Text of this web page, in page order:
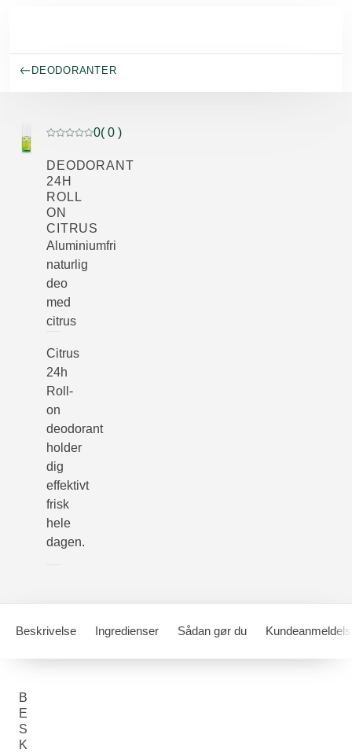
DEODORANTER
Current rating: 0 out of 5 stars rated by 0 customers
0( 0 )
DEODORANT
24H
ROLL
ON
CITRUS
Aluminiumfri
naturlig
deo
med
citrus
Citrus
24h
Roll-
on
deodorant
holder
dig
effektivt
frisk
hele
dagen.
Beskrivelse Ingredienser Sådan gør du
B
E
S
K